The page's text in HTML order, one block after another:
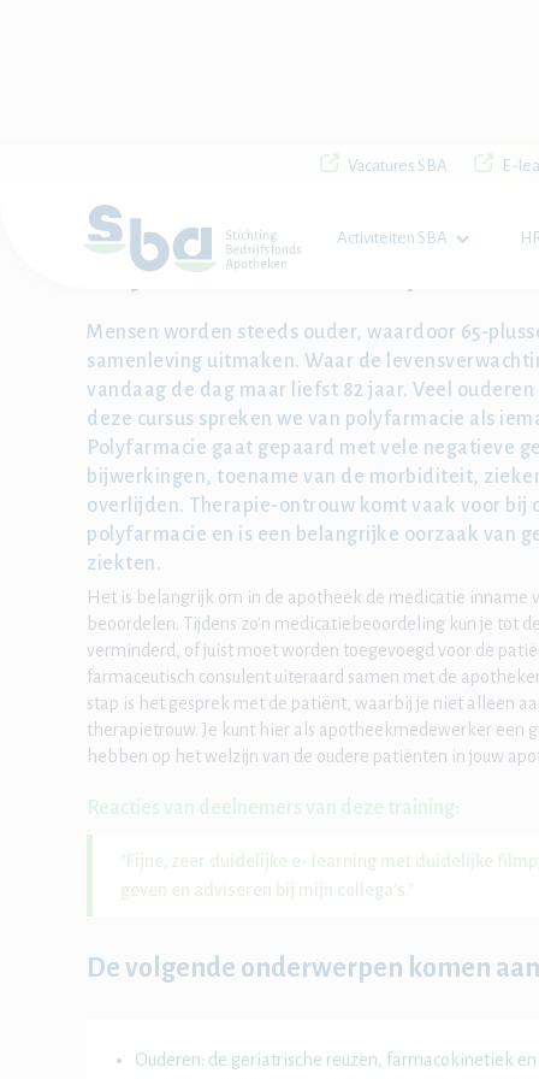
Vacatures SBA E-
Activiteiten SBA
Home  SBA Academie
Polyfarmacie en
Mensen worden steeds ouder, waardoor 65-
samenleving uitmaken. Waar de
vandaag de dag maar liefst 82 jaar. Veel
deze cursus spreken we van polyfarmacie als
Polyfarmacie gaat gepaard met vele negatieve
bijwerkingen, toename van de morbiditeit,
overlijden. Therapie-ontrouw komt vaak voor
polyfarmacie en is een belangrijke oorzaak van
ziekten.
Het is belangrijk om in de apotheek de medicatie inname
beoordelen. Tijdens zo'n medicatiebeoordeling kun je tot
verminderd, of juist moet worden toegevoegd voor de
farmaceutisch consulent uiteraard samen met de
stap is het gesprek met de patiënt, waarbij je niet alleen
therapietrouw. Je kunt hier als apotheekmedewerker een
hebben op het welzijn van de oudere patiënten in jouw
Reacties van deelnemers van deze training:
"Fijne, zeer duidelijke e- learning met duidelijke
geven en adviseren bij mijn collega’s."
De volgende onderwerpen komen
Ouderen: de geriatrische reuzen, farmacokinetiek